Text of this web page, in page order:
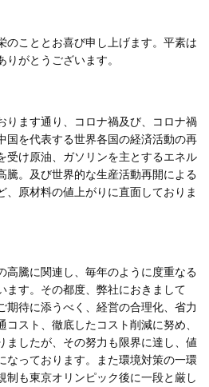
こととお喜び申し上げます。平素は
がとうございます。
ます通り、コロナ禍及び、コロナ禍
国を代表する世界各国の経済活動の再
受け原油、ガソリンを主とするエネル
騰。及び世界的な生産活動再開による
、原材料の値上がりに直面しておりま
騰に関連し、毎年のように度重なる
ます。その都度、弊社におきまして
期待に添うべく、経営の合理化、省力
スト、徹底したコスト削減に努め、
ましたが、その努力も限界に達し、値
なっております。また環境対策の一環
制も東京オリンピック後に一段と厳し